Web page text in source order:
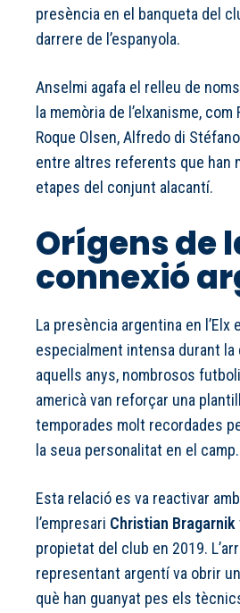
presència en el banqueta del
darrere de l’espanyola.
Anselmi agafa el relleu de
la memòria de l’elxanisme,
Roque Olsen, Alfredo di
entre altres referents que han
etapes del conjunt alacantí.
Orígens de
connexió
La presència argentina en l’Elx
especialment intensa durant la
aquells anys, nombrosos
americà van reforçar una
temporades molt recordades
la seua personalitat en el camp.
Esta relació es va reactivar
l’empresari Christian Bragarnik
propietat del club en 2019.
representant argentí va obrir
què han guanyat pes els